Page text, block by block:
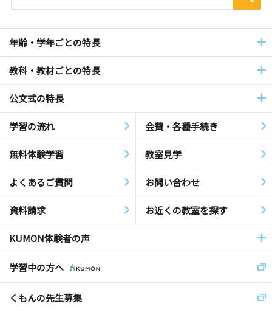
年齢・学年ごとの特長
教科・教材ごとの特長
公文式の特長
学習の流れ 会費・各種手続き
無料体験学習 教室見学
よくあるご質問 お問い合わせ
資料請求 お近くの教室を探す
KUMON体験者の声
学習中の方へ
くもんの先生募集